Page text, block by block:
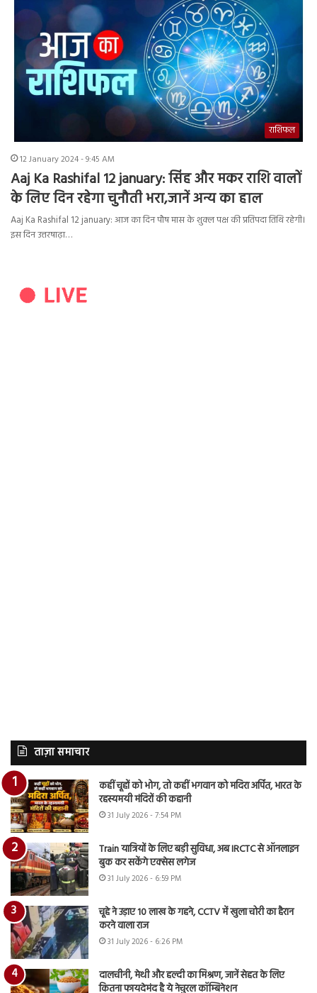
राशिफल
12 January 2024 - 9:45 AM
Aaj Ka Rashifal 12 january: सिंह और मकर राशि वालों
के लिए दिन रहेगा चुनौती भरा,जानें अन्य का हाल
Aaj Ka Rashifal 12 january: आज का दिन पौष मास के शुक्ल पक्ष की प्रतिपदा तिथि रहेगी।
इस दिन उत्तरषाढ़ा…
ताज़ा समाचार
कहीं चूहों को भोग, तो कहीं भगवान को मदिरा अर्पित, भारत के
रहस्यमयी मंदिरों की कहानी
31 July 2026 - 7:54 PM
Train यात्रियों के लिए बड़ी सुविधा, अब IRCTC से ऑनलाइन
बुक कर सकेंगे एक्सेस लगेज
31 July 2026 - 6:59 PM
चूहे ने उड़ाए 10 लाख के गहने, CCTV में खुला चोरी का हैरान
करने वाला राज
31 July 2026 - 6:26 PM
दालचीनी, मेथी और हल्दी का मिश्रण, जानें सेहत के लिए
कितना फायदेमंद है ये नेचुरल कॉम्बिनेशन